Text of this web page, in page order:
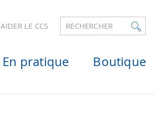
AIDER LE CCS RECHERCHER
En pratique Boutique